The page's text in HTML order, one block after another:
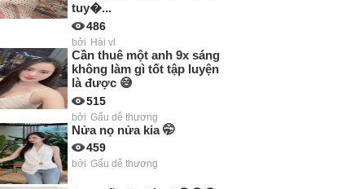
tuy�...
486
bởi Hài vl
Cần thuê một anh 9x sáng
không làm gì tốt tập luyện
là được 😅
515
bởi Gấu dễ thương
Nửa nọ nửa kia 🤭
459
bởi Gấu dễ thương